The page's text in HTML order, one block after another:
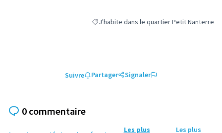
Filtrer les résultats de la catégorie :
J'habite dans le quartier Petit Nanterre
Suivre Partager Signaler
0 commentaire
Les plus Les plus